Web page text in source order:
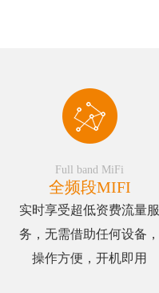
Full band MiFi
全频段MIFI
实时享受超低资费流量服
务，无需借助任何设备，
操作方便，开机即用